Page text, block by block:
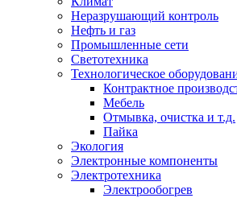
Неразрушающий контроль
Нефть и газ
Промышленные сети
Светотехника
Технологическое
Контрактное
Мебель
Отмывка, очистка и т.д.
Пайка
Экология
Электронные компоненты
Электротехника
Электрообогрев